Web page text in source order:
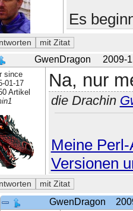
Es
GwenDragon 2009-
since
01-17
Artikel
Na, nur
die Drachin
Meine
Versionen
GwenDragon